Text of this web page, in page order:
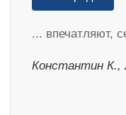
... впечатляют,
Константин К.,